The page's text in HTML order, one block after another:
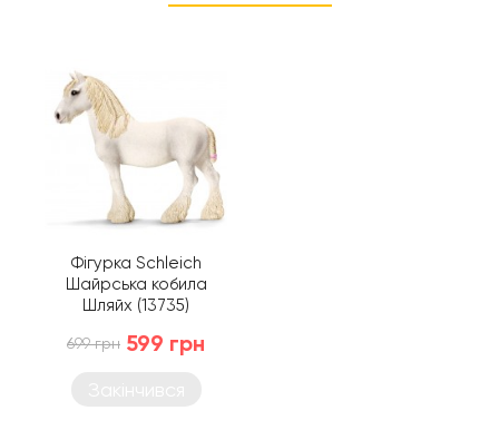
Фігурка Schleich
Шайрська кобила
Шляйх (13735)
699 грн 599 грн